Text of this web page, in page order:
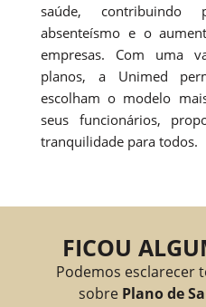
saúde,
absenteísmo e o
empresas. Com uma
planos, a Unimed
escolham o modelo
seus funcionários,
tranquilidade para todos.
FICOU
Podemos esclarecer
sobre Plano de